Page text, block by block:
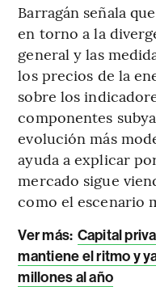
Barragán señala
en torno a la
general y las
los precios de la
sobre los
componentes
evolución más
ayuda a explicar
mercado sigue
como el escenario
Ver más: Capital
mantiene el ritmo y
millones al año